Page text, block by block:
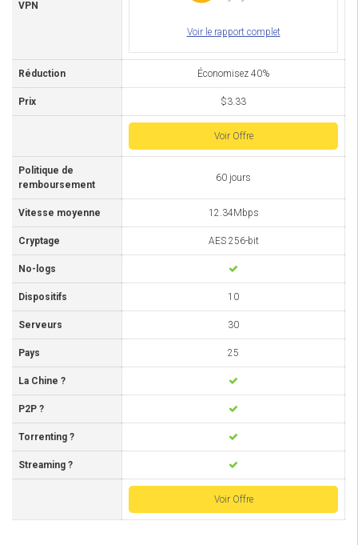
VPN
Voir le rapport complet
Réduction Économisez 40%
Prix $3.33
Voir Offre
Politique de
remboursement
60 jours
Vitesse moyenne 12.34Mbps
Cryptage AES 256-bit
No-logs
Dispositifs 10
Serveurs 30
Pays 25
La Chine ?
P2P ?
Torrenting ?
Streaming ?
Voir Offre